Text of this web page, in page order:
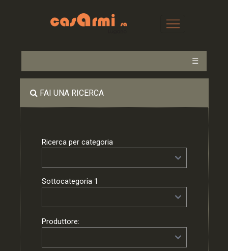
☰
FAI UNA RICERCA
Ricerca per categoria
Sottocategoria 1
Produttore: